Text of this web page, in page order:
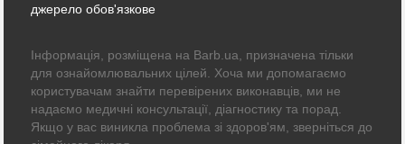
джерело обов'язкове
Інформація, розміщена на Barb.ua, призначена тільки
для ознайомлювальних цілей. Хоча ми допомагаємо
користувачам знайти перевірених виконавців, ми не
надаємо медичні консультації, діагностику та порад.
Якщо у вас виникла проблема зі здоров'ям, зверніться до